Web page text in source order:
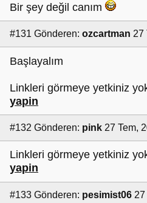
Bir şey değil canım
#131 Gönderen: ozcartman 27
Başlayalım
Linkleri görmeye yetkiniz
yapin
#132 Gönderen: pink 27 Tem,
Linkleri görmeye yetkiniz
yapin
#133 Gönderen: pesimist06 27